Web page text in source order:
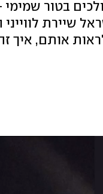
בטור
שיירת
אותם, איך